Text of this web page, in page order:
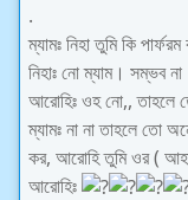
.
ম্যামঃ নিহা তুমি কি
নিহাঃ নো ম্যাম। সম্ভব না
আরোহিঃ ওহ নো,, তাহলে
ম্যামঃ না না তাহলে তো
কর, আরোহি তুমি ওর (
আরোহিঃ